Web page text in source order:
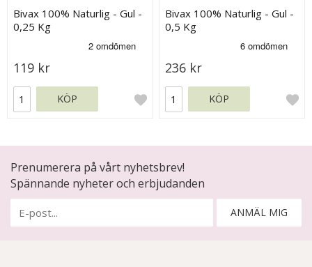
Bivax 100% Naturlig - Gul -
0,25 Kg
119 kr
KÖP
Bivax 100% Naturlig - Gul -
0,5 Kg
236 kr
KÖP
Prenumerera på vårt nyhetsbrev!
Spännande nyheter och erbjudanden
ANMÄL MIG